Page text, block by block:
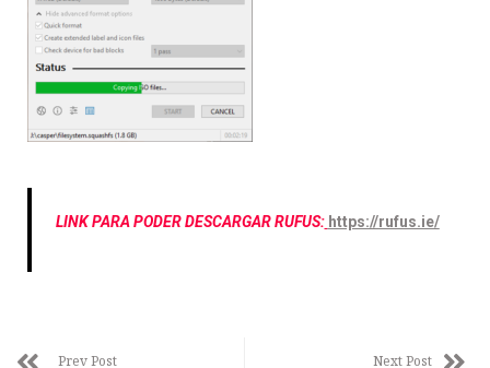
LINK PARA PODER DESCARGAR RUFUS: https://rufus.ie/
Prev Post
Next Post